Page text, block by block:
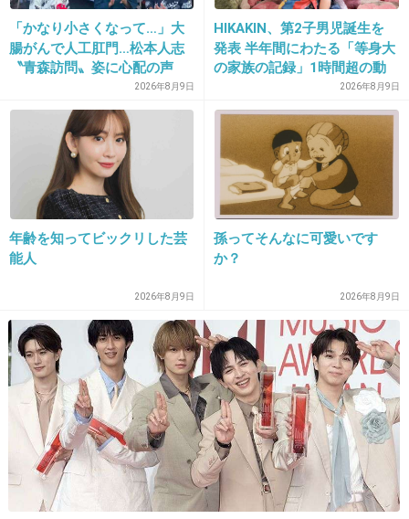
+26 -3
2013/09/16(月) 13:45:04
体型！！！www
脚、短すぎきもい
+176 -1
やだ。
やめて。
気持ち悪いから。
+86 -0
22. 匿名 2013/09/16(月) 13:45:29
「かなり小さくなって…」大
腸がんで人工肛門…松本人志
〝青森訪問〟姿に心配の声
続々「脂肪のない感じが痛ま
しい」「無理せずに」
2026年8月9日
HIKAKIN、第2子男児誕生を
発表 半年間にわたる「等身大
の家族の記録」1時間超の動
画とともに感謝伝える2026年8月9日
年齢を知ってビックリした芸
能人
2026年8月9日
孫ってそんなに可愛いです
か？
2026年8月9日